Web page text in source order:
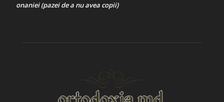
onaniei (pazei de a nu avea copii)